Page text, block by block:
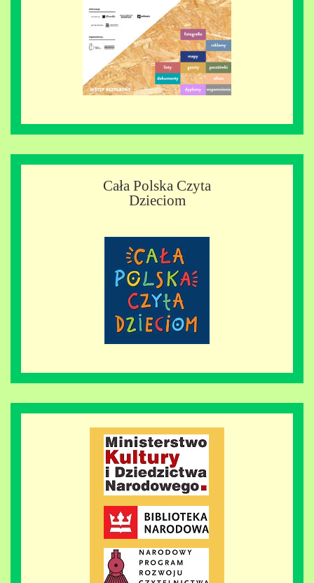
Cała Polska Czyta
Dzieciom